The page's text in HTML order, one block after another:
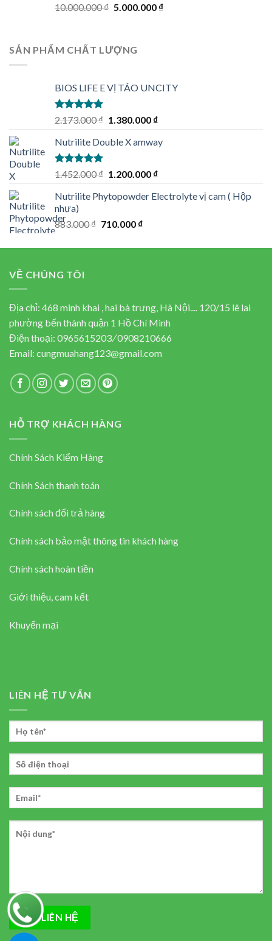
10.000.000₫ Original
10.000.000 ₫.
5.000.000 ₫Current
SẢN PHẨM CHẤT LƯỢNG
BIOS LIFE E VỊ TÁO UNCITY
Rated5.00
2.173.000₫ Original
was:
1.380.000 ₫Current
is:
Nutrilite Double X amway
Rated5.00
1.452.000₫ Original
was:
1.200.000 ₫Current
is:
Nutrilite Phytopowder Electrolyte vị cam ( Hộp
nhựa)
883.000₫ Original
was:
710.000 ₫Current
is:
VỀ CHÚNG TÔI
Địa chỉ: 468 minh khai , hai bà trưng, Hà Nội.... 120/15 lê lai
phường bến thành quận 1 Hồ Chí Minh
Điện thoại: 0965615203/0908210666
Email: cungmuahang123@gmail.com
HỖ TRỢ KHÁCH HÀNG
Chính Sách Kiểm Hàng
Chính Sách thanh toán
Chính sách đổi trả hàng
Chính sách bảo mật thông tin khách hàng
Chính sách hoàn tiền
Giới thiệu, cam kết
Khuyến mại
LIÊN HỆ TƯ VẤN